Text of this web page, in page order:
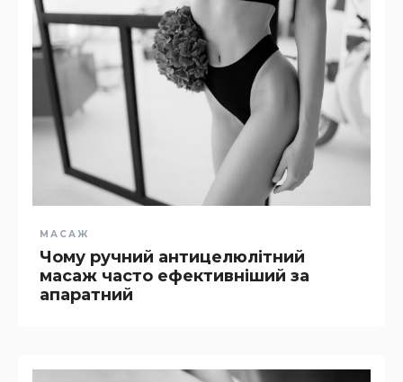
МАСАЖ
Чому ручний антицелюлітний
масаж часто ефективніший за
апаратний